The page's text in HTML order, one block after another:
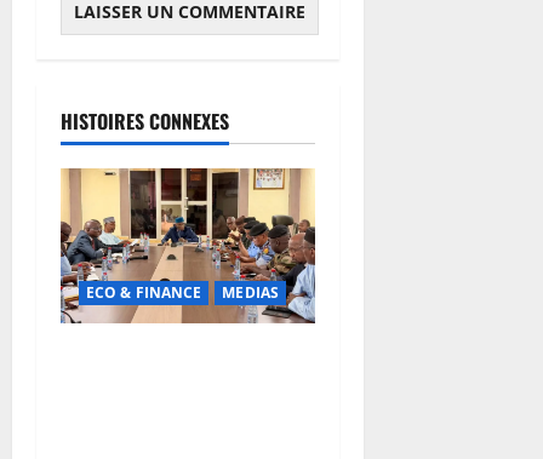
HISTOIRES CONNEXES
ECO & FINANCE MEDIAS